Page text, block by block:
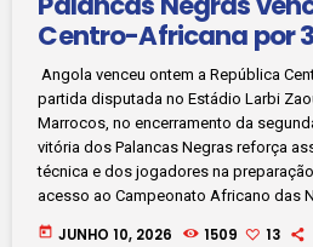
Centro-Africana por
Angola venceu ontem a República
partida disputada no Estádio Larbi
Marrocos, no encerramento da
vitória dos Palancas Negras reforça
técnica e dos jogadores na
acesso ao Campeonato Africano das
today JUNHO 10, 2026 1509 13